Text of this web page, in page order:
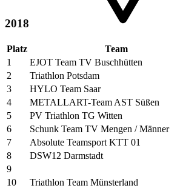
2018
Platz Team
1
EJOT Team TV Buschhütten
2
Triathlon Potsdam
3
HYLO Team Saar
4
METALLART-Team AST Süßen
5
PV Triathlon TG Witten
6
Schunk Team TV Mengen / Männer
7
Absolute Teamsport KTT 01
8
DSW12 Darmstadt
9
10
Triathlon Team Münsterland